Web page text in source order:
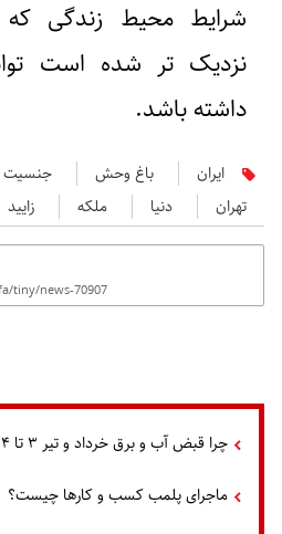
شرایط محیط زندگی
نزدیک تر شده است
داشته باشد.
ایران باغ وحش جنسیت
تهران
دنیا ملکه زایید
چرا قبض آب و برق خرداد و تیر ۳ تا ۴ برابر شده؟
ماجرای پلمب کسب و کارها چیست؟